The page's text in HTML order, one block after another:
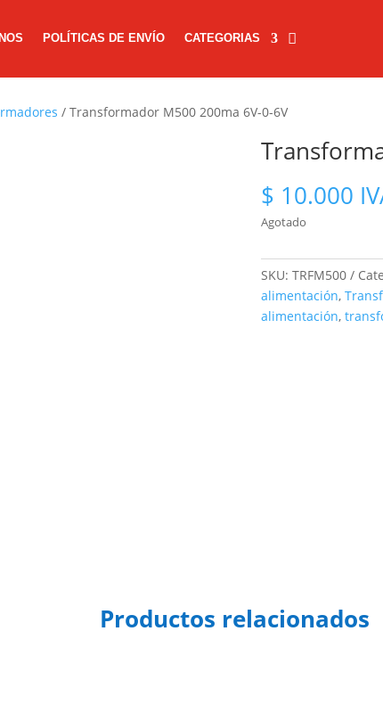
POLÍTICAS DE ENVÍO CATEGORIAS
/ Transformador M500 200ma 6V-0-6V
$ 10.000
Agotado
SKU: TRFM500
alimentación,
alimentación,
Productos relacionados